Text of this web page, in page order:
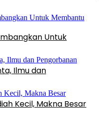
Untuk
Ilmu dan
Kecil, Makna Besar